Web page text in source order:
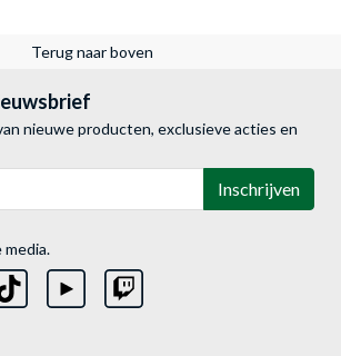
Terug naar boven
nieuwe producten, exclusieve acties en
Inschrijven
media.